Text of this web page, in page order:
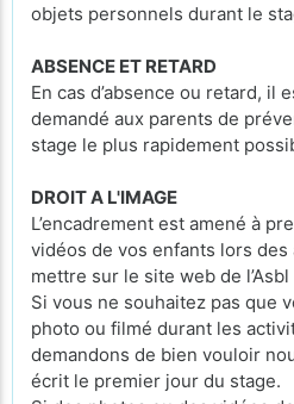
objets personnels durant le
ABSENCE ET RETARD
En cas d’absence ou retard, il
demandé aux parents de
stage le plus rapidement
DROIT A L'IMAGE
L’encadrement est amené à
vidéos de vos enfants lors
mettre sur le site web de
Si vous ne souhaitez pas que
photo ou filmé durant les
demandons de bien vouloir
écrit le premier jour du stage.